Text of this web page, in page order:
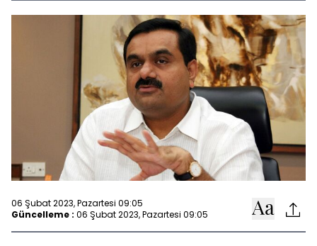
06 Şubat 2023, Pazartesi 09:05
Güncelleme : 06 Şubat 2023, Pazartesi 09:05